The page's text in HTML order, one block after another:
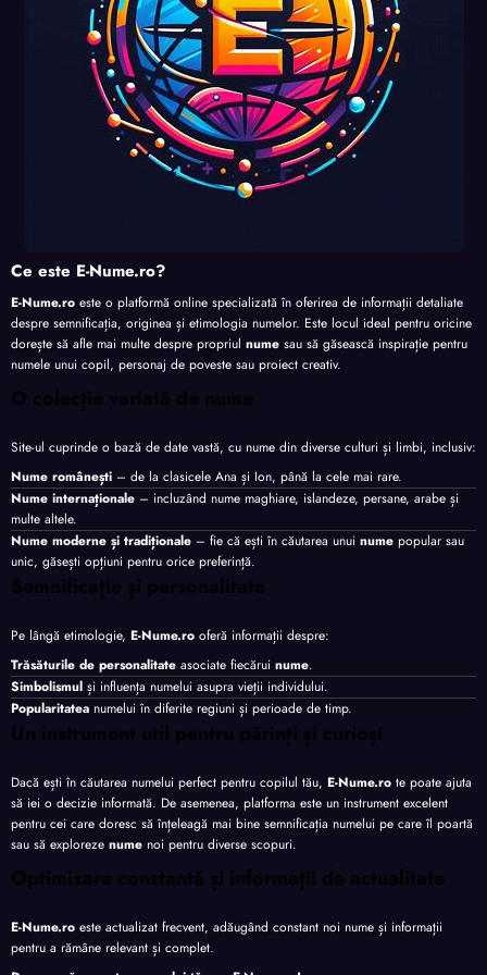
Ce este E-Nume.ro?
E-Nume.ro este o platformă online specializată în oferirea de informații detaliate
despre semnificația, originea și etimologia numelor. Este locul ideal pentru oricine
dorește să afle mai multe despre propriul nume sau să găsească inspirație pentru
numele unui copil, personaj de poveste sau proiect creativ.
O colecție variată de nume
Site-ul cuprinde o bază de date vastă, cu nume din diverse culturi și limbi, inclusiv:
Nume românești – de la clasicele Ana și Ion, până la cele mai rare.
Nume internaționale – incluzând nume maghiare, islandeze, persane, arabe și
multe altele.
Nume moderne și tradiționale – fie că ești în căutarea unui nume popular sau
unic, găsești opțiuni pentru orice preferință.
Semnificație și personalitate
Pe lângă etimologie, E-Nume.ro oferă informații despre:
Trăsăturile de personalitate asociate fiecărui nume.
Simbolismul și influența numelui asupra vieții individului.
Popularitatea numelui în diferite regiuni și perioade de timp.
Un instrument util pentru părinți și curioși
Dacă ești în căutarea numelui perfect pentru copilul tău, E-Nume.ro te poate ajuta
să iei o decizie informată. De asemenea, platforma este un instrument excelent
pentru cei care doresc să înțeleagă mai bine semnificația numelui pe care îl poartă
sau să exploreze nume noi pentru diverse scopuri.
Optimizare constantă și informații de actualitate
E-Nume.ro este actualizat frecvent, adăugând constant noi nume și informații
pentru a rămâne relevant și complet.